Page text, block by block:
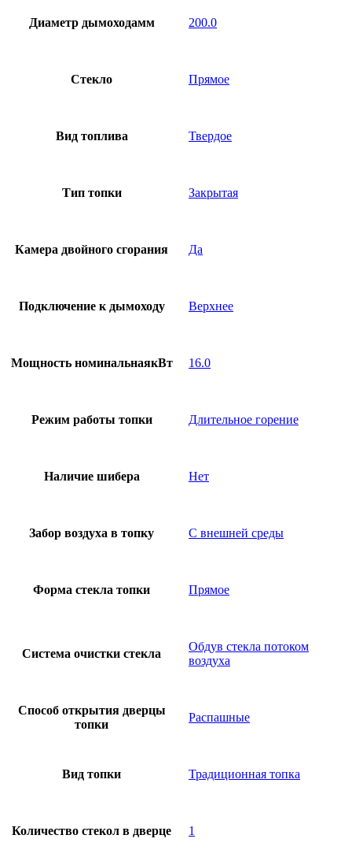
Диаметр дымоходамм 200.0
Стекло Прямое
Вид топлива Твердое
Тип топки Закрытая
Камера двойного сгорания Да
Подключение к дымоходу Верхнее
Мощность номинальнаякВт 16.0
Режим работы топки Длительное горение
Наличие шибера Нет
Забор воздуха в топку С внешней среды
Форма стекла топки Прямое
Система очистки стекла
Обдув стекла потоком
воздуха
Способ открытия дверцы
топки
Распашные
Вид топки Традиционная топка
Количество стекол в дверце 1